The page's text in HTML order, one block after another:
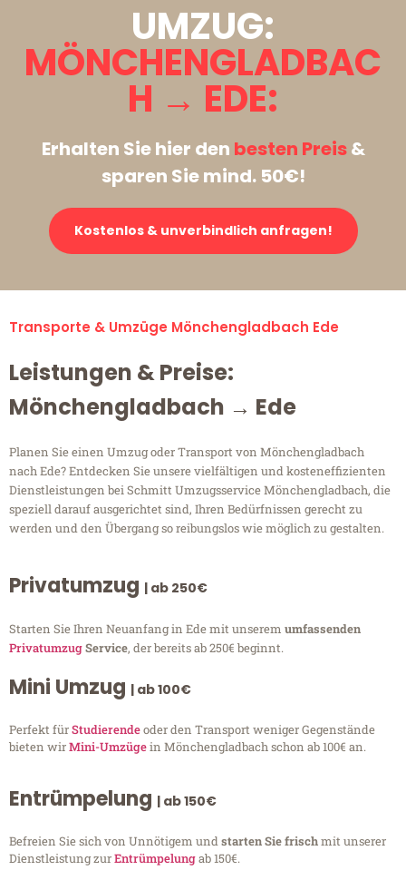
UMZUG:
MÖNCHENGLADBAC
H → EDE:
Erhalten Sie hier den besten Preis&
sparen Sie mind. 50€!
Kostenlos & unverbindlich anfragen!
Transporte & Umzüge Mönchengladbach Ede
Leistungen & Preise:
Mönchengladbach → Ede
Planen Sie einen Umzug oder Transport von Mönchengladbach
nach Ede? Entdecken Sie unsere vielfältigen und kosteneffizienten
Dienstleistungen bei Schmitt Umzugsservice Mönchengladbach, die
speziell darauf ausgerichtet sind, Ihren Bedürfnissen gerecht zu
werden und den Übergang so reibungslos wie möglich zu gestalten.
Privatumzug | ab 250€
Starten Sie Ihren Neuanfang in Ede mit unserem umfassenden
PrivatumzugService, der bereits ab 250€ beginnt.
Mini Umzug | ab 100€
Perfekt fürStudierendeoder den Transport weniger Gegenstände
bieten wirMini-Umzügein Mönchengladbach schon ab 100€ an.
Entrümpelung | ab 150€
Befreien Sie sich von Unnötigem undstarten Sie frischmit unserer
Dienstleistung zurEntrümpelungab 150€.